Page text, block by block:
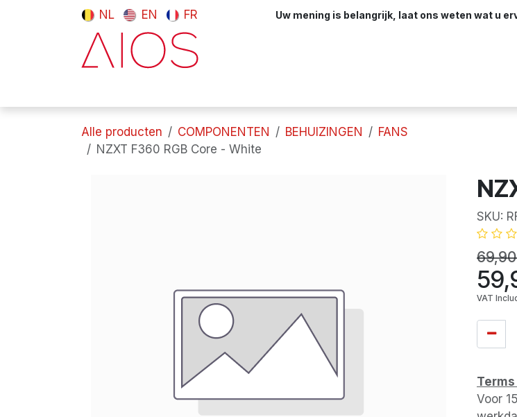
Overslaan naar inhoud
NL EN FR Uw mening is belangrijk, laat ons weten wat u
Alle producten COMPONENTEN BEHUIZINGEN
FANS
NZXT F360 RGB Core - White
SKU:
69,90
VAT
Voor